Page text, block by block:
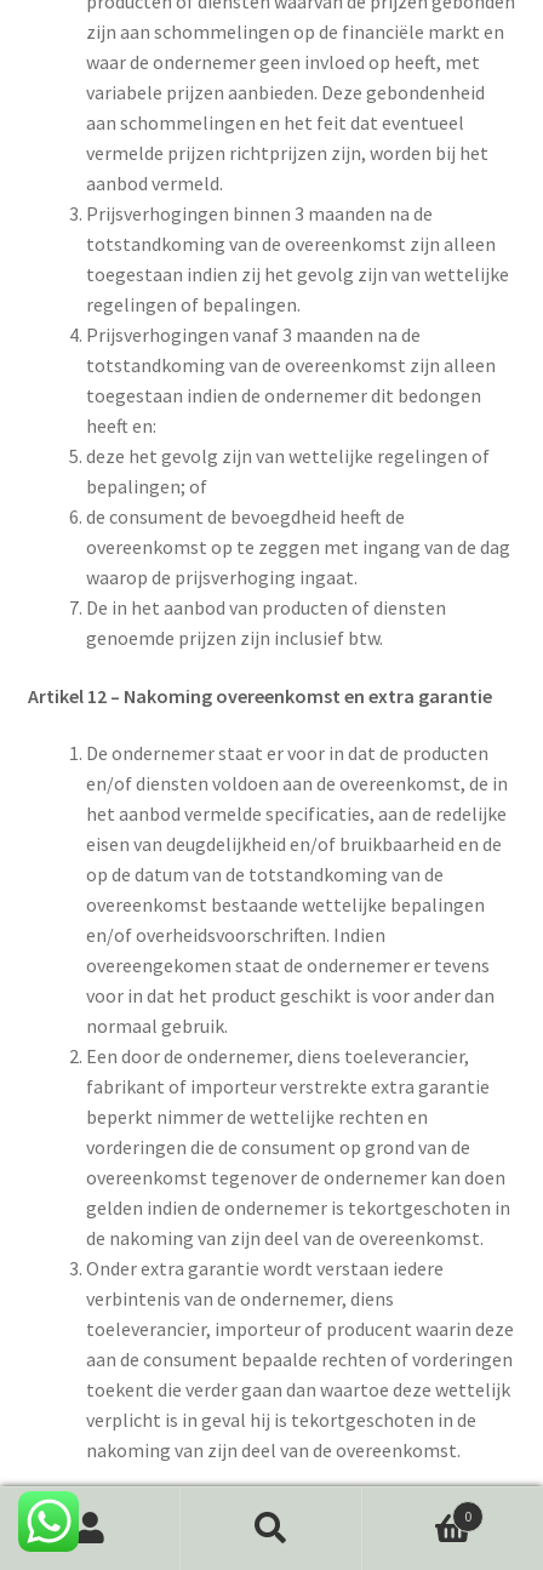
zijn aan schommelingen op de financiële markt en
waar de ondernemer geen invloed op heeft, met
variabele prijzen aanbieden. Deze gebondenheid
aan schommelingen en het feit dat eventueel
vermelde prijzen richtprijzen zijn, worden bij het
aanbod vermeld.
Prijsverhogingen binnen 3 maanden na de
totstandkoming van de overeenkomst zijn alleen
toegestaan indien zij het gevolg zijn van wettelijke
regelingen of bepalingen.
Prijsverhogingen vanaf 3 maanden na de
totstandkoming van de overeenkomst zijn alleen
toegestaan indien de ondernemer dit bedongen
heeft en:
deze het gevolg zijn van wettelijke regelingen of
bepalingen; of
de consument de bevoegdheid heeft de
overeenkomst op te zeggen met ingang van de dag
waarop de prijsverhoging ingaat.
De in het aanbod van producten of diensten
genoemde prijzen zijn inclusief btw.
Artikel 12 – Nakoming overeenkomst en extra garantie
De ondernemer staat er voor in dat de producten
en/of diensten voldoen aan de overeenkomst, de in
het aanbod vermelde specificaties, aan de redelijke
eisen van deugdelijkheid en/of bruikbaarheid en de
op de datum van de totstandkoming van de
overeenkomst bestaande wettelijke bepalingen
en/of overheidsvoorschriften. Indien
overeengekomen staat de ondernemer er tevens
voor in dat het product geschikt is voor ander dan
normaal gebruik.
Een door de ondernemer, diens toeleverancier,
fabrikant of importeur verstrekte extra garantie
beperkt nimmer de wettelijke rechten en
vorderingen die de consument op grond van de
overeenkomst tegenover de ondernemer kan doen
gelden indien de ondernemer is tekortgeschoten in
de nakoming van zijn deel van de overeenkomst.
Onder extra garantie wordt verstaan iedere
verbintenis van de ondernemer, diens
toeleverancier, importeur of producent waarin deze
aan de consument bepaalde rechten of vorderingen
toekent die verder gaan dan waartoe deze wettelijk
verplicht is in geval hij is tekortgeschoten in de
nakoming van zijn deel van de overeenkomst.
Artikel 13 Levering en uitvoering
Zoeken
Zoeken
0